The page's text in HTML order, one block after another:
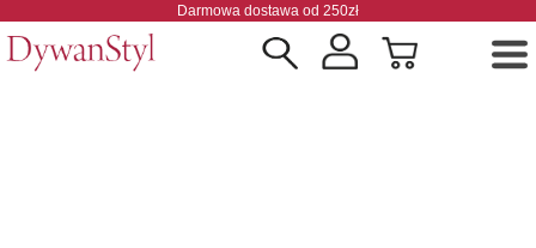
Darmowa dostawa od 250zł